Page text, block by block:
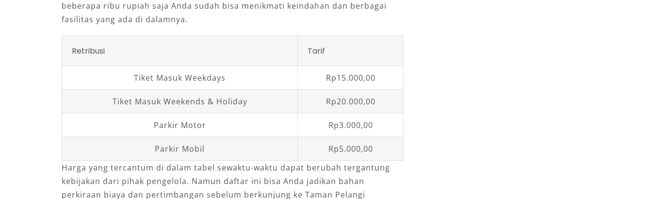
beberapa ribu rupiah saja Anda sudah bisa menikmati keindahan dan berbagai
fasilitas yang ada di dalamnya.
Retribusi Tarif
Tiket Masuk Weekdays Rp15.000,00
Tiket Masuk Weekends & Holiday Rp20.000,00
Parkir Motor Rp3.000,00
Parkir Mobil
Rp5.000,00
Harga yang tercantum di dalam tabel sewaktu-waktu dapat berubah tergantung
kebijakan dari pihak pengelola. Namun daftar ini bisa Anda jadikan bahan
perkiraan biaya dan pertimbangan sebelum berkunjung ke Taman Pelangi